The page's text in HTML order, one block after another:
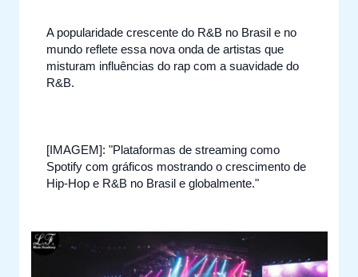
A popularidade crescente do R&B no Brasil e no
mundo reflete essa nova onda de artistas que
misturam influências do rap com a suavidade do
R&B.
[IMAGEM]: "Plataformas de streaming como
Spotify com gráficos mostrando o crescimento de
Hip-Hop e R&B no Brasil e globalmente."